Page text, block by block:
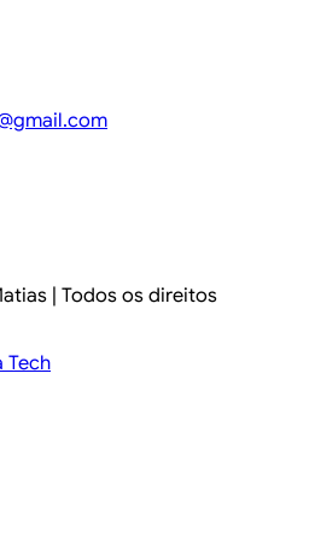
| Todos os direitos
Tech